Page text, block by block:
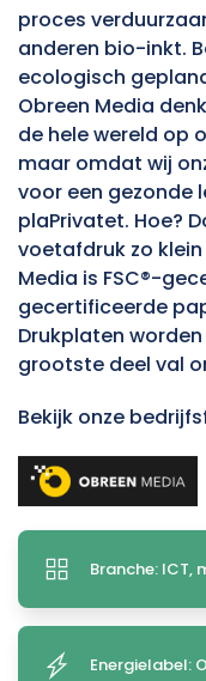
proces
anderen bio-inkt.
ecologisch
Obreen Media
de hele wereld op
maar omdat wij
voor een gezonde
plaPrivatet. Hoe?
voetafdruk zo
Media is FSC®-
gecertificeerde
Drukplaten
grootste deel val
Bekijk onze
Branche: ICT,
Energielabel: